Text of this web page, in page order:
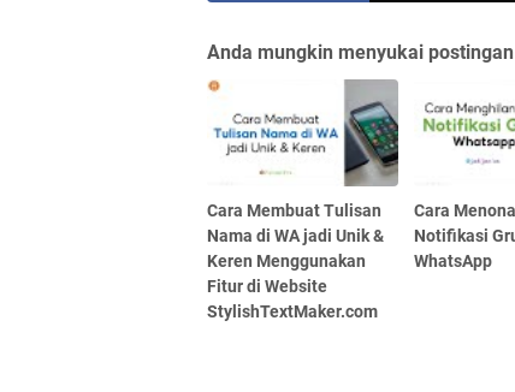
Anda mungkin menyukai
Cara Membuat Tulisan
Nama di WA jadi Unik &
Keren Menggunakan
Fitur di Website
StylishTextMaker.com
Cara
Notifikasi
WhatsApp